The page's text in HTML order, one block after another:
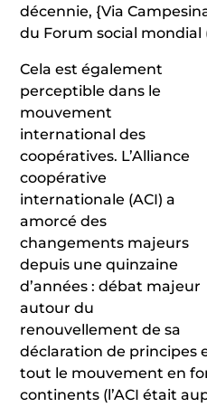
décennie, {Via
du Forum social mondial
Cela est également
perceptible dans le
mouvement
international des
coopératives. L’Alliance
coopérative
internationale (ACI) a
amorcé des
changements majeurs
depuis une quinzaine
d’années : débat majeur
autour du
renouvellement de sa
déclaration de principes
tout le mouvement en
continents (l’ACI était